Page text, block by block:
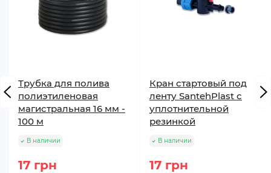
Трубка для полива
полиэтиленовая
магистральная 16 мм -
100 м
В наличии
17 грн
Кран стартовый под
ленту SantehPlast с
уплотнительной
резинкой
В наличии
17 грн